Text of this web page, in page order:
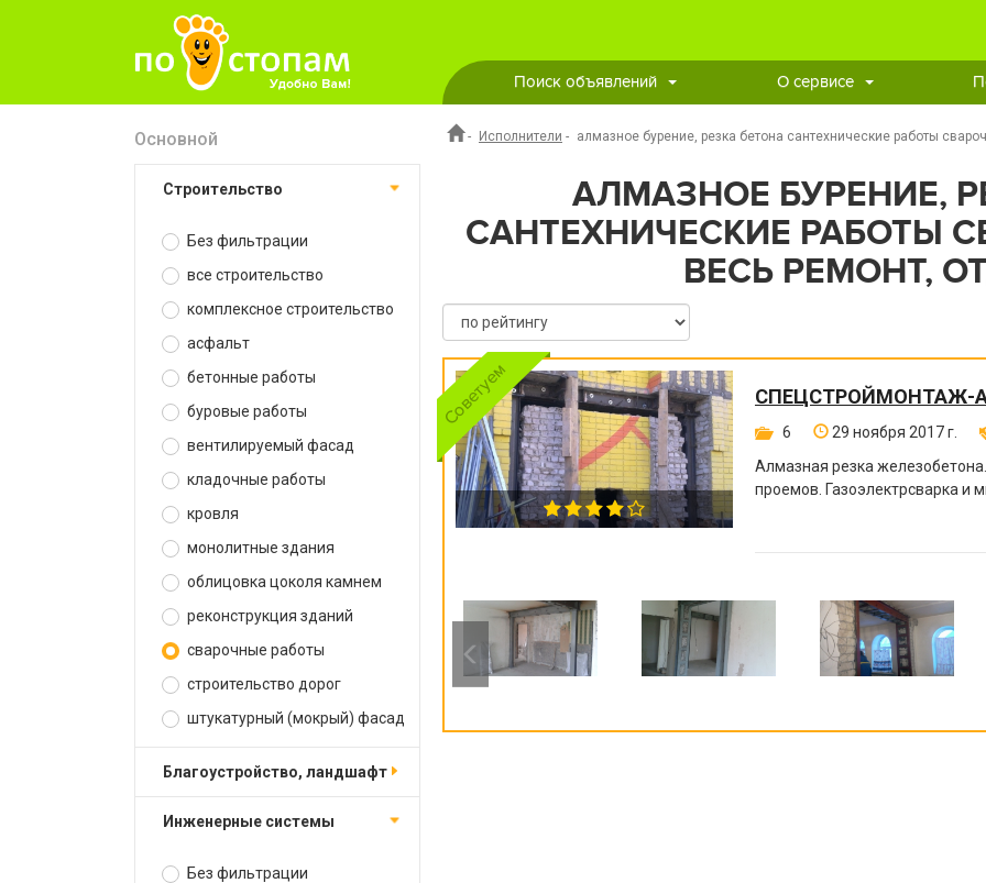
Поиск объявлений О сервисе
Основной
строительство
Без фильтрации
все строительство
комплексное строительство
асфальт
бетонные работы
буровые работы
вентилируемый фасад
кладочные работы
кровля
монолитные здания
облицовка цоколя камнем
реконструкция зданий
сварочные работы
строительство дорог
штукатурный (мокрый) фасад
благоустройство, ландшафт
инженерные системы
Без фильтрации
- Исполнители - алмазное бурение, резка бетона сантехнические работы
АЛМАЗНОЕ БУРЕНИЕ,
САНТЕХНИЧЕСКИЕ РАБОТЫ
ВЕСЬ РЕМОНТ,
СПЕЦСТРОЙМОНТАЖ-
6 29 ноября 2017 г.
Алмазная резка
проемов. Газоэлектрсварка и